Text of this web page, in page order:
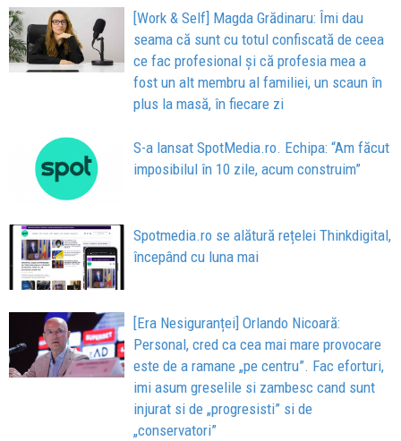
[Work & Self] Magda Grădinaru: Îmi dau
seama că sunt cu totul confiscată de ceea
ce fac profesional și că profesia mea a
fost un alt membru al familiei, un scaun în
plus la masă, în fiecare zi
S-a lansat SpotMedia.ro. Echipa: “Am făcut
imposibilul în 10 zile, acum construim”
Spotmedia.ro se alătură rețelei Thinkdigital,
începând cu luna mai
[Era Nesiguranței] Orlando Nicoară:
Personal, cred ca cea mai mare provocare
este de a ramane „pe centru”. Fac eforturi,
imi asum greselile si zambesc cand sunt
injurat si de „progresisti” si de
„conservatori”